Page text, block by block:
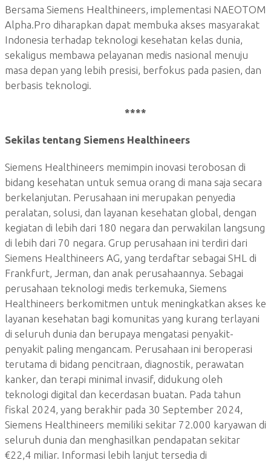
Bersama Siemens Healthineers, implementasi NAEOTOM
Alpha.Pro diharapkan dapat membuka akses masyarakat
Indonesia terhadap teknologi kesehatan kelas dunia,
sekaligus membawa pelayanan medis nasional menuju
masa depan yang lebih presisi, berfokus pada pasien, dan
berbasis teknologi.
****
Sekilas tentang Siemens Healthineers
Siemens Healthineers memimpin inovasi terobosan di
bidang kesehatan untuk semua orang di mana saja secara
berkelanjutan. Perusahaan ini merupakan penyedia
peralatan, solusi, dan layanan kesehatan global, dengan
kegiatan di lebih dari 180 negara dan perwakilan langsung
di lebih dari 70 negara. Grup perusahaan ini terdiri dari
Siemens Healthineers AG, yang terdaftar sebagai SHL di
Frankfurt, Jerman, dan anak perusahaannya. Sebagai
perusahaan teknologi medis terkemuka, Siemens
Healthineers berkomitmen untuk meningkatkan akses ke
layanan kesehatan bagi komunitas yang kurang terlayani
di seluruh dunia dan berupaya mengatasi penyakit-
penyakit paling mengancam. Perusahaan ini beroperasi
terutama di bidang pencitraan, diagnostik, perawatan
kanker, dan terapi minimal invasif, didukung oleh
teknologi digital dan kecerdasan buatan. Pada tahun
fiskal 2024, yang berakhir pada 30 September 2024,
Siemens Healthineers memiliki sekitar 72.000 karyawan di
seluruh dunia dan menghasilkan pendapatan sekitar
€22,4 miliar. Informasi lebih lanjut tersedia di